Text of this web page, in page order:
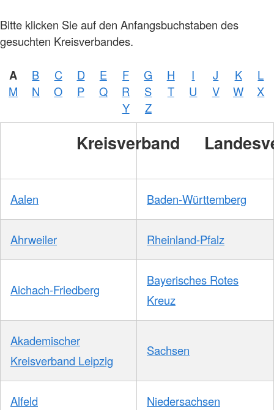
Bitte klicken Sie auf den Anfangsbuchstaben des
gesuchten Kreisverbandes.
A B C D E F G H I J K
L
M
N O P Q R S T U V W
X
Y
Z
Kreisverband
Aalen Baden-Württemberg
Ahrweiler Rheinland-Pfalz
Aichach-Friedberg
Bayerisches Rotes
Kreuz
Akademischer
Kreisverband Leipzig
Sachsen
Alfeld Niedersachsen